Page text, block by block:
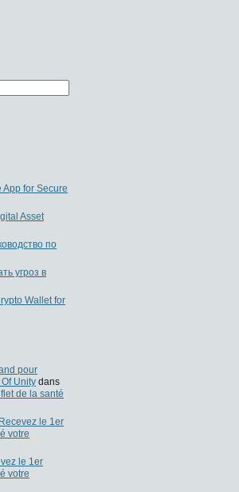
App for Secure
Asset
по
угроз в
Wallet for
pour
Unity dans
de la santé
Recevez le 1er
votre
le 1er
votre